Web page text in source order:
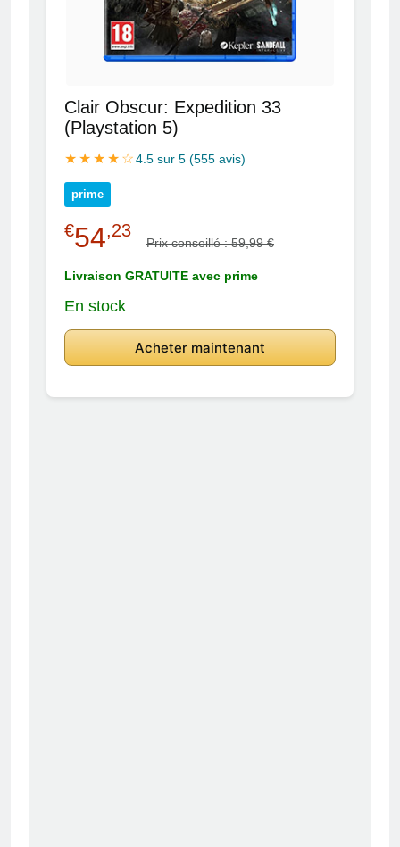
Clair Obscur: Expedition 33
(Playstation 5)
★★★★☆4.5 sur 5 (555 avis)
prime
€54,23
Prix conseillé : 59,99 €
Livraison GRATUITE avec prime
En stock
Acheter maintenant